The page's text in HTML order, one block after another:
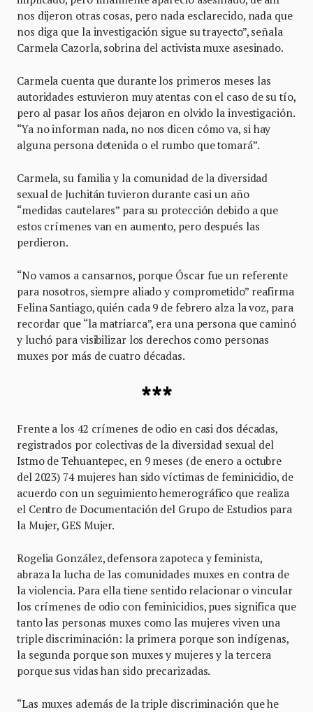
nos dijeron otras cosas, pero nada esclarecido, nada que
nos diga que la investigación sigue su trayecto”, señala
Carmela Cazorla, sobrina del activista muxe asesinado.
Carmela cuenta que durante los primeros meses las
autoridades estuvieron muy atentas con el caso de su tío,
pero al pasar los años dejaron en olvido la investigación.
“Ya no informan nada, no nos dicen cómo va, si hay
alguna persona detenida o el rumbo que tomará”.
Carmela, su familia y la comunidad de la diversidad
sexual de Juchitán tuvieron durante casi un año
“medidas cautelares” para su protección debido a que
estos crímenes van en aumento, pero después las
perdieron.
“No vamos a cansarnos, porque Óscar fue un referente
para nosotros, siempre aliado y comprometido” reafirma
Felina Santiago, quién cada 9 de febrero alza la voz, para
recordar que “la matriarca”, era una persona que caminó
y luchó para visibilizar los derechos como personas
muxes por más de cuatro décadas.
***
Frente a los 42 crímenes de odio en casi dos décadas,
registrados por colectivas de la diversidad sexual del
Istmo de Tehuantepec, en 9 meses (de enero a octubre
del 2023) 74 mujeres han sido víctimas de feminicidio, de
acuerdo con un seguimiento hemerográfico que realiza
el Centro de Documentación del Grupo de Estudios para
la Mujer, GES Mujer.
Rogelia González, defensora zapoteca y feminista,
abraza la lucha de las comunidades muxes en contra de
la violencia. Para ella tiene sentido relacionar o vincular
los crímenes de odio con feminicidios, pues significa que
tanto las personas muxes como las mujeres viven una
triple discriminación: la primera porque son indígenas,
la segunda porque son muxes y mujeres y la tercera
porque sus vidas han sido precarizadas.
“Las muxes además de la triple discriminación que he